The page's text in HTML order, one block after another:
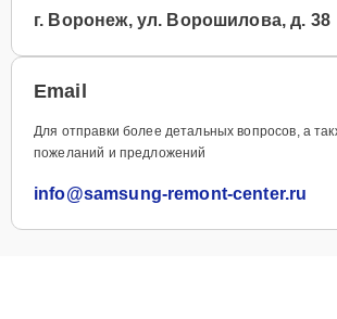
г. Воронеж, ул. Ворошилова, д. 38
Email
Для отправки более детальных вопросов, а
пожеланий и предложений
info@samsung-remont-center.ru